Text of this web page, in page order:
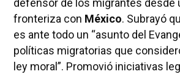
defensor de los migrantes desde
fronteriza con México. Subrayó
es ante todo un “asunto del
políticas migratorias que
ley moral”. Promovió iniciativas